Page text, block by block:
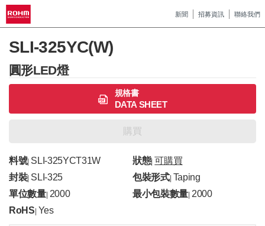
新聞 招募資訊 聯絡我們
SLI-325YC(W)
圓形LED燈
規格書
DATA SHEET
購買
料號| SLI-325YCT31W 狀態| 可購買
封裝| SLI-325 包裝形式| Taping
單位數量| 2000 最小包裝數量 |2000
RoHS Yes